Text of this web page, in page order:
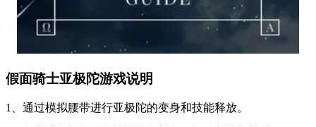
假面骑士亚极陀游戏说明
1、通过模拟腰带进行亚极陀的变身和技能释放。